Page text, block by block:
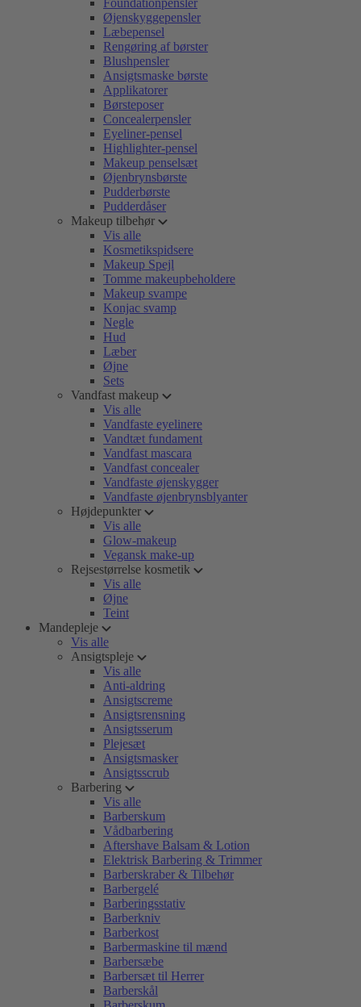
Foundationpensler
Øjenskyggepensler
Læbepensel
Rengøring af børster
Blushpensler
Ansigtsmaske børste
Applikatorer
Børsteposer
Concealerpensler
Eyeliner-pensel
Highlighter-pensel
Makeup penselsæt
Øjenbrynsbørste
Pudderbørste
Pudderdåser
Makeup tilbehør
Vis alle
Kosmetikspidsere
Makeup Spejl
Tomme makeupbeholdere
Makeup svampe
Konjac svamp
Negle
Hud
Læber
Øjne
Sets
Vandfast makeup
Vis alle
Vandfaste eyelinere
Vandtæt fundament
Vandfast mascara
Vandfast concealer
Vandfaste øjenskygger
Vandfaste øjenbrynsblyanter
Højdepunkter
Vis alle
Glow-makeup
Vegansk make-up
Rejsestørrelse kosmetik
Vis alle
Øjne
Teint
Mandepleje
Vis alle
Ansigtspleje
Vis alle
Anti-aldring
Ansigtscreme
Ansigtsrensning
Ansigtsserum
Plejesæt
Ansigtsmasker
Ansigtsscrub
Barbering
Vis alle
Barberskum
Vådbarbering
Aftershave Balsam & Lotion
Elektrisk Barbering & Trimmer
Barberskraber & Tilbehør
Barbergelé
Barberingsstativ
Barberkniv
Barberkost
Barbermaskine til mænd
Barbersæbe
Barbersæt til Herrer
Barberskål